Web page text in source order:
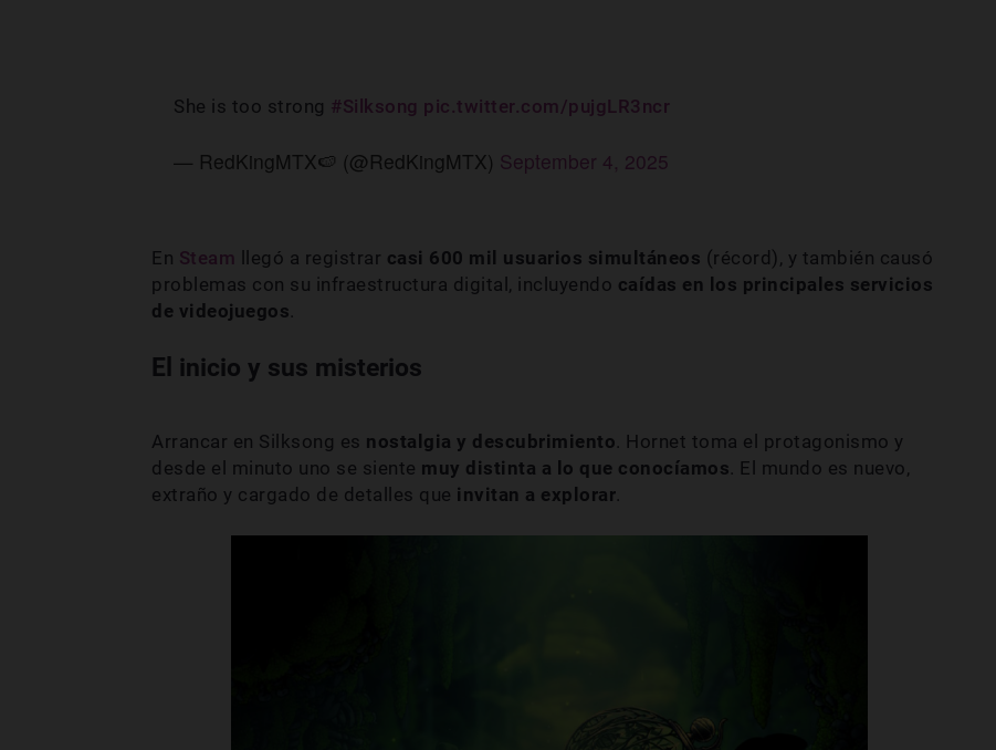
She is too strong #Silksong pic.twitter.com/pujgLR3ncr
— RedKingMTX🍉 (@RedKingMTX) September 4, 2025
En Steam llegó a registrar casi 600 mil usuarios simultáneos (récord), y también causó
problemas con su infraestructura digital, incluyendo caídas en los principales servicios
de videojuegos
El inicio y sus misterios
Arrancar en Silksong es nostalgia y descubrimiento . Hornet toma el protagonismo y
desde el minuto uno se siente muy distinta a lo que conocíamos . El mundo es nuevo,
extraño y cargado de detalles que invitan a explorar